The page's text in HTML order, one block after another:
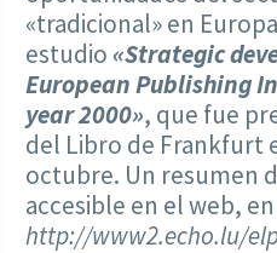
«tradicional» en
estudio «Strategic
European Publishing
year 2000», que fue
del Libro de Frankfurt
octubre. Un resumen
accesible en el web,
http://www2.echo.lu/